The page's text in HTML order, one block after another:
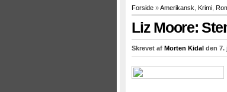
Forside »Amerikansk Krimi
Liz Moore:
Skrevet af Morten Kidal den 7.